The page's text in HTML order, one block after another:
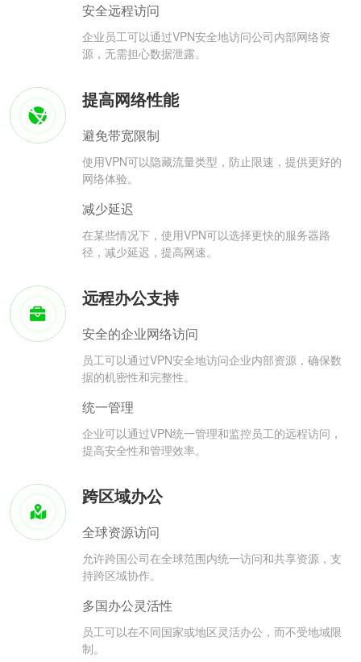
安全远程访问
企业员工可以通过VPN安全地访问公司内部网络资
源，无需担心数据泄露。
提高网络性能
避免带宽限制
使用VPN可以隐藏流量类型，防止限速，提供更好的
网络体验。
减少延迟
在某些情况下，使用VPN可以选择更快的服务器路
径，减少延迟，提高网速。
远程办公支持
安全的企业网络访问
员工可以通过VPN安全地访问企业内部资源，确保数
据的机密性和完整性。
统一管理
企业可以通过VPN统一管理和监控员工的远程访问，
提高安全性和管理效率。
跨区域办公
全球资源访问
允许跨国公司在全球范围内统一访问和共享资源，支
持跨区域协作。
多国办公灵活性
员工可以在不同国家或地区灵活办公，而不受地域限
制。